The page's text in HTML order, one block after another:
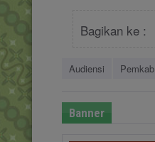
Bagikan ke :
Audiensi Pemkab
Banner